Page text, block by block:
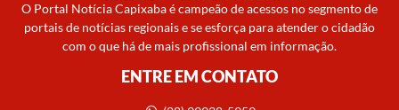
O Portal Notícia Capixaba é campeão de acessos no segmento de
portais de notícias regionais e se esforça para atender o cidadão
com o que há de mais profissional em informação.
ENTRE EM CONTATO